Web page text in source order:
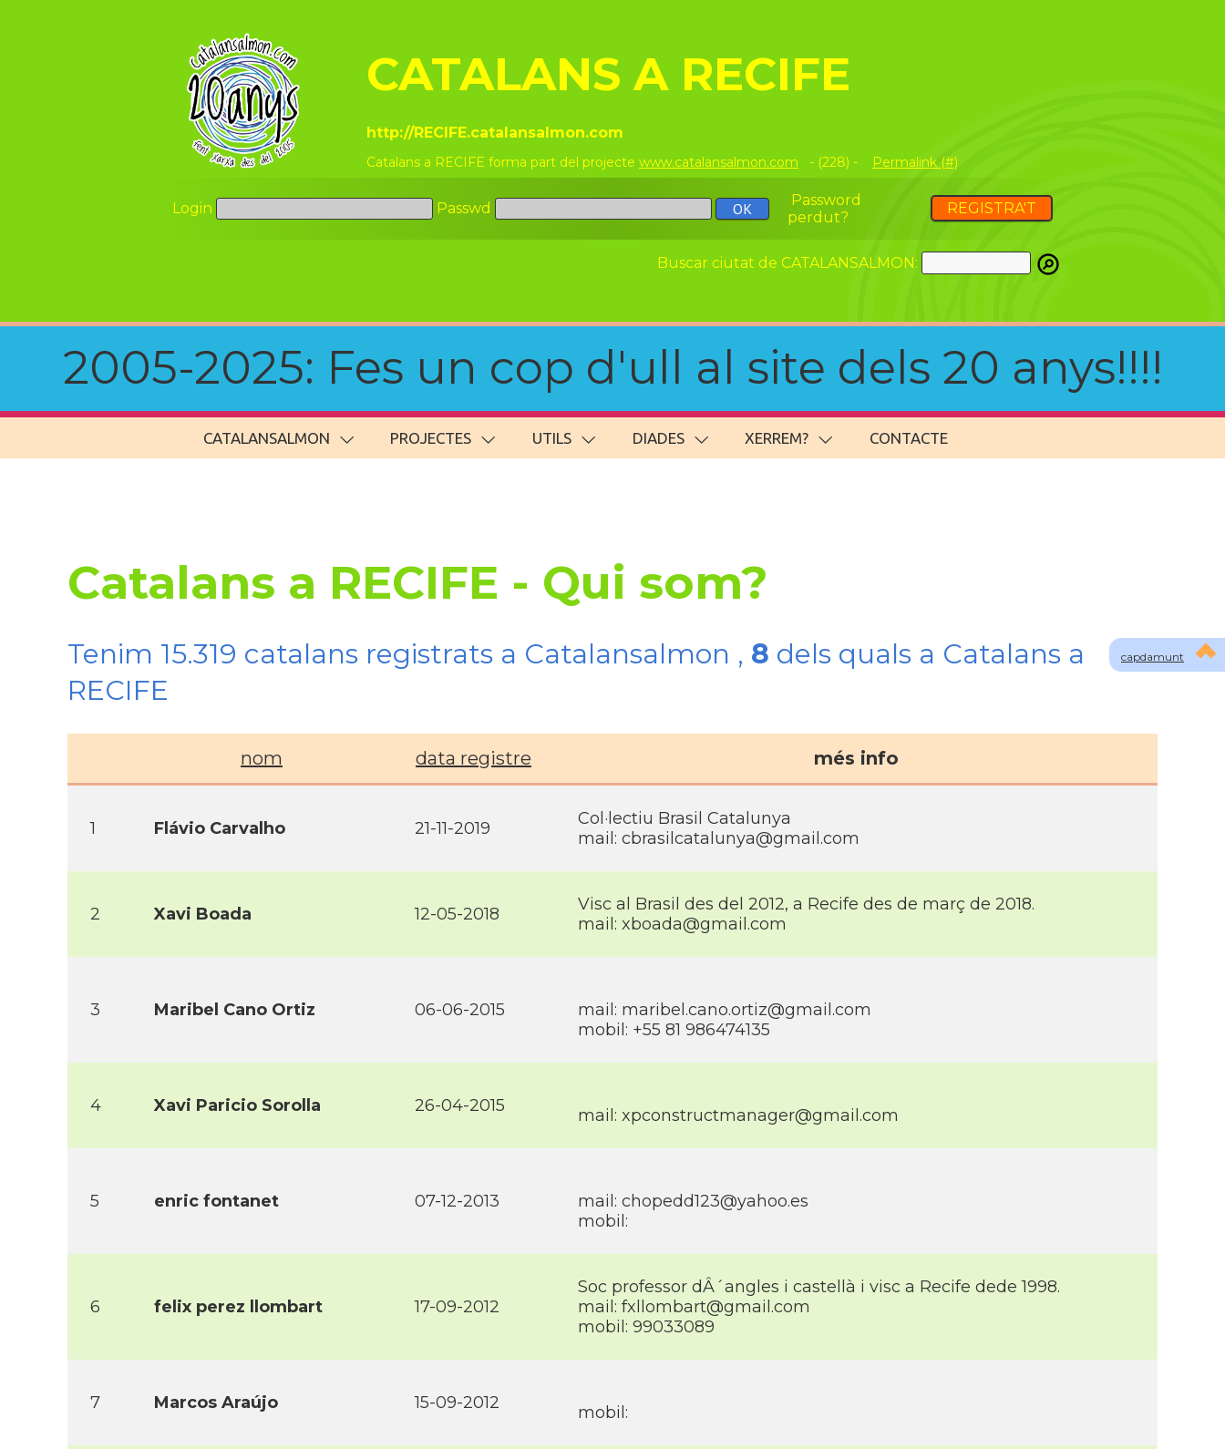
CATALANS A RECIFE
http://RECIFE.catalansalmon.com
Catalans a RECIFE forma part del projecte www.catalansalmon.com - (228) - Permalink (#)
Login Passwd
Password
perdut?
REGISTRA'T
Buscar ciutat de CATALANSALMON:
2005-2025: Fes un cop d'ull al site dels 20 anys!!!!
CATALANSALMON PROJECTES UTILS DIADES XERREM? CONTACTE
capdamunt
Catalans a RECIFE - Qui som?
Tenim 15.319 catalans registrats a Catalansalmon , 8 dels quals a Catalans a
RECIFE
nom data registre més info
1 Flávio Carvalho 21-11-2019
Col·lectiu Brasil Catalunya
mail: cbrasilcatalunya@gmail.com
2 Xavi Boada 12-05-2018
Visc al Brasil des del 2012, a Recife des de març de 2018.
mail: xboada@gmail.com
3 Maribel Cano Ortiz 06-06-2015
mail: maribel.cano.ortiz@gmail.com
mobil: +55 81 986474135
4 Xavi Paricio Sorolla 26-04-2015 mail: xpconstructmanager@gmail.com
5 enric fontanet 07-12-2013
mail: chopedd123@yahoo.es
mobil:
6 felix perez llombart 17-09-2012
Soc professor dÂ´angles i castellà i visc a Recife dede 1998.
mail: fxllombart@gmail.com
mobil: 99033089
7 Marcos Araújo 15-09-2012 mobil: